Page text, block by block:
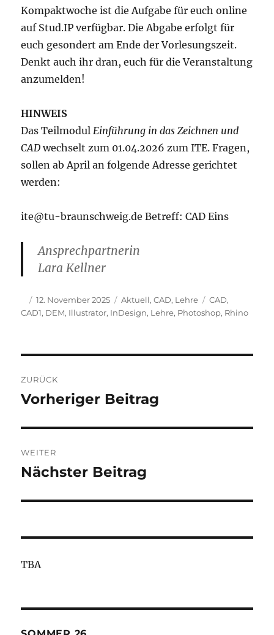
Kompaktwoche ist die Aufgabe für euch online
auf Stud.IP verfügbar. Die Abgabe erfolgt für
euch gesondert am Ende der Vorlesungszeit.
Denkt auch ihr dran, euch für die Veranstaltung
anzumelden!
HINWEIS
Das Teilmodul Einführung in das Zeichnen und
CAD wechselt zum 01.04.2026 zum ITE. Fragen,
sollen ab April an folgende Adresse gerichtet
werden:
ite@tu-braunschweig.de Betreff: CAD Eins
Ansprechpartnerin
Lara Kellner
AutorVeröffentlicht
am
12. November 2025 Kategorien
Aktuell,CAD, Lehre Schlagwörter
CAD,
CAD1, DEM, Illustrator, InDesign, Lehre, Photoshop, Rhino
ZURÜCK
Vorheriger
Vorheriger Beitrag
WEITER
Nächster
Nächster Beitrag
TBA